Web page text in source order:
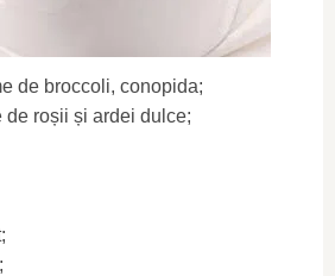
de broccoli, conopida;
de roșii și ardei dulce;